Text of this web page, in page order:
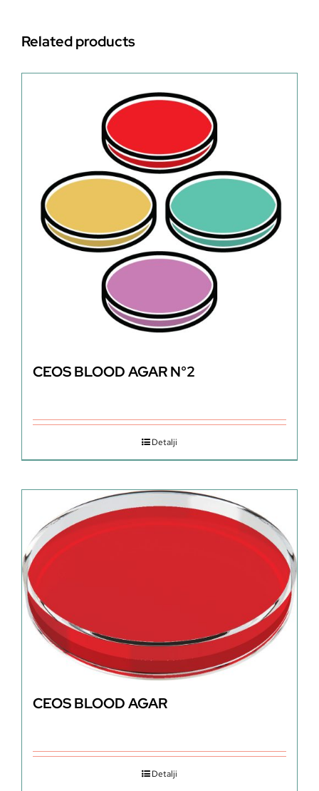
Related products
CEOS BLOOD AGAR N°2
Detalji
CEOS BLOOD AGAR
Detalji